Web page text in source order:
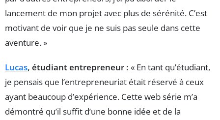
lancement de mon projet avec plus de sérénité. C’est
motivant de voir que je ne suis pas seule dans cette
aventure. »
Lucas, étudiant entrepreneur : « En tant qu’étudiant,
je pensais que l’entrepreneuriat était réservé à ceux
ayant beaucoup d’expérience. Cette web série m’a
démontré qu’il suffit d’une bonne idée et de la